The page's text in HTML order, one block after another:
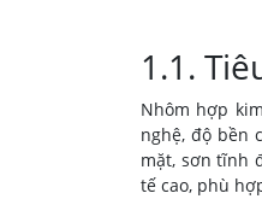
1.1.
Nhôm hợp
nghệ, độ bền
mặt, sơn tĩnh
tế cao, phù